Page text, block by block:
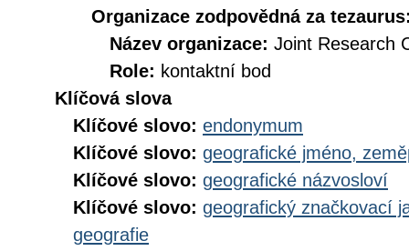
Organizace zodpovědná za
Název organizace: Joint Research
Role: kontaktní bod
Klíčová slova
Klíčové slovo: endonymum
Klíčové slovo: geografické jméno,
Klíčové slovo: geografické názvosloví
Klíčové slovo: geografický značkovací
geografie